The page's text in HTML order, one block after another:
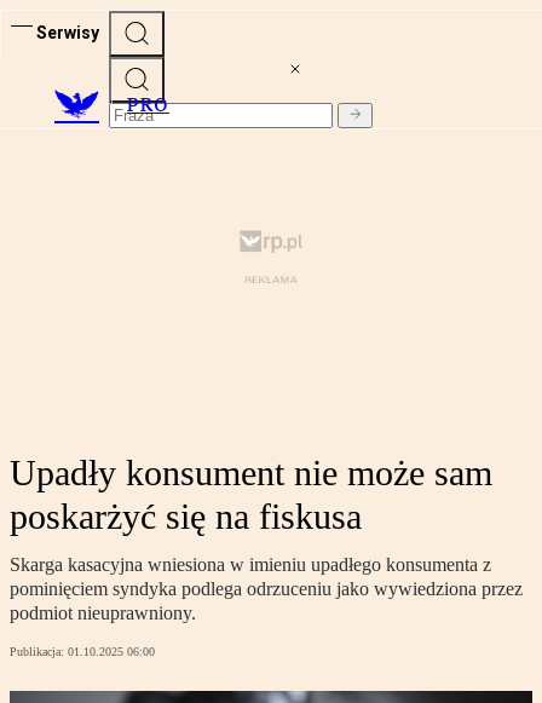
Serwisy
PRO
Upadły konsument nie może sam
poskarżyć się na fiskusa
Skarga kasacyjna wniesiona w imieniu upadłego konsumenta z
pominięciem syndyka podlega odrzuceniu jako wywiedziona przez
podmiot nieuprawniony.
Publikacja: 01.10.2025 06:00